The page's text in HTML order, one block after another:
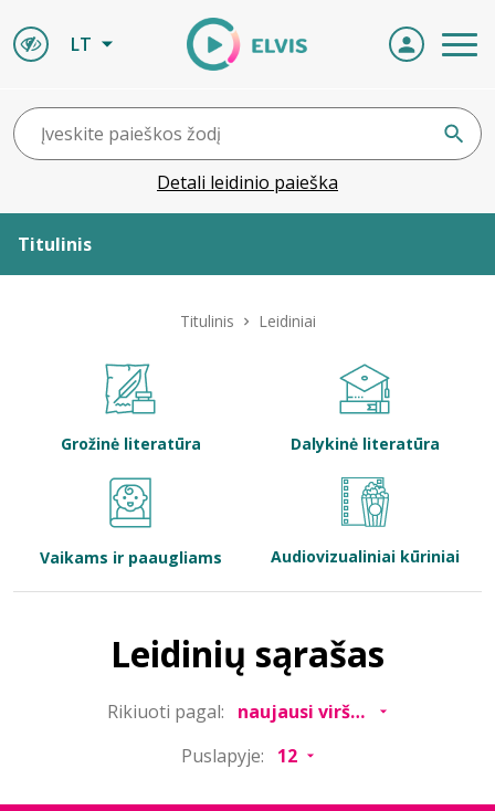
LT
Detali leidinio paieška
Titulinis
Bibliotekoms
Titulinis Leidiniai
Grožinė literatūra Dalykinė literatūra
Vaikams ir paaugliams Audiovizualiniai kūriniai
Leidinių sąrašas
Rikiuoti pagal:
Puslapyje: